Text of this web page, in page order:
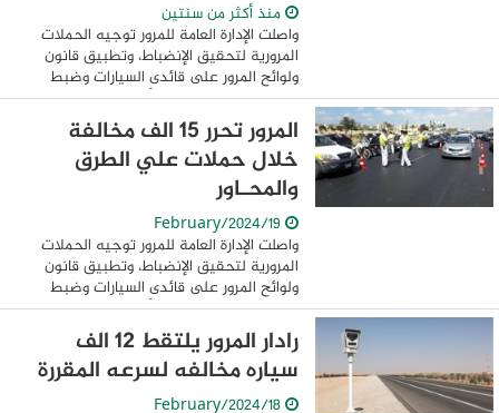
منذ أكثر من سنتين
واصلت الإدارة العامة للمرور توجيه الحملات
المرورية لتحقيق الإنضباط، وتطبيق قانون
ولوائح المرور على قائدى السيارات وضبط
المخالفين منهم.. حيث أسفرت جهودها
خلال 24 ساعة عن ضبط 20457 مخالفة
مرورية ...
المرور تحرر 15 الف مخالفة
خلال حملات علي الطرق
والمحـاور
واصلت الإدارة العامة للمرور توجيه الحملات
المرورية لتحقيق الإنضباط، وتطبيق قانون
ولوائح المرور على قائدى السيارات وضبط
المخالفين منهم.. حيث أسفرت جهودها
خلال 24 ساعة عن ضبط 15860مخالفة
مرورية متنوعة ...
رادار المرور يلتقط 12 الف
سياره مخالفه لسرعه المقررة